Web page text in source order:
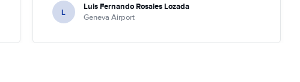
L Luis Fernando Rosales Lozada
Geneva Airport